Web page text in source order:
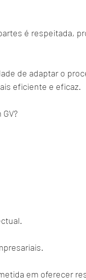
é respeitada,
de adaptar o
eficiente e eficaz.
em oferecer